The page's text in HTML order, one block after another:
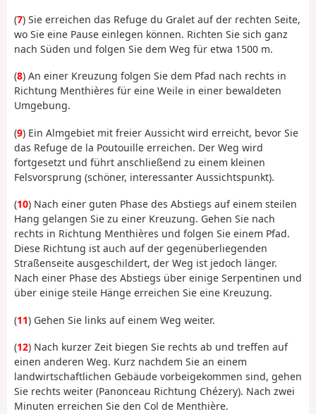
(7) Sie erreichen das Refuge du Gralet auf der rechten Seite,
wo Sie eine Pause einlegen können. Richten Sie sich ganz
nach Süden und folgen Sie dem Weg für etwa 1500 m.
(8) An einer Kreuzung folgen Sie dem Pfad nach rechts in
Richtung Menthières für eine Weile in einer bewaldeten
Umgebung.
(9) Ein Almgebiet mit freier Aussicht wird erreicht, bevor Sie
das Refuge de la Poutouille erreichen. Der Weg wird
fortgesetzt und führt anschließend zu einem kleinen
Felsvorsprung (schöner, interessanter Aussichtspunkt).
(10) Nach einer guten Phase des Abstiegs auf einem steilen
Hang gelangen Sie zu einer Kreuzung. Gehen Sie nach
rechts in Richtung Menthières und folgen Sie einem Pfad.
Diese Richtung ist auch auf der gegenüberliegenden
Straßenseite ausgeschildert, der Weg ist jedoch länger.
Nach einer Phase des Abstiegs über einige Serpentinen und
über einige steile Hänge erreichen Sie eine Kreuzung.
(11) Gehen Sie links auf einem Weg weiter.
(12) Nach kurzer Zeit biegen Sie rechts ab und treffen auf
einen anderen Weg. Kurz nachdem Sie an einem
landwirtschaftlichen Gebäude vorbeigekommen sind, gehen
Sie rechts weiter (Panonceau Richtung Chézery). Nach zwei
Minuten erreichen Sie den Col de Menthière.